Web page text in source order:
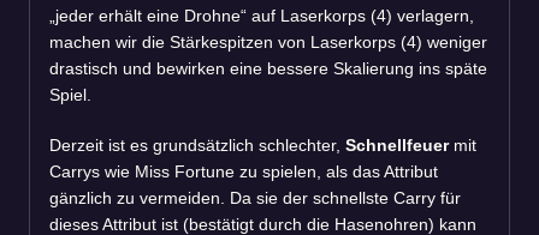
„jeder erhält eine Drohne“ auf Laserkorps (4) verlagern,
machen wir die Stärkespitzen von Laserkorps (4) weniger
drastisch und bewirken eine bessere Skalierung ins späte
Spiel.
Derzeit ist es grundsätzlich schlechter, Schnellfeuermit
Carrys wie Miss Fortune zu spielen, als das Attribut
gänzlich zu vermeiden. Da sie der schnellste Carry für
dieses Attribut ist (bestätigt durch die Hasenohren) kann